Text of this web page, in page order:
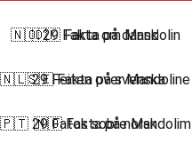
🇳🇴 29 Fakta om Mandolin
🇳🇱 29 Feiten over Mandoline
🇵🇹 29 Fatos sobre Mandolim
🇩🇰 Fakta på dansk
🇸🇪 Fakta på svenska
🇳🇴 Fakta på norsk